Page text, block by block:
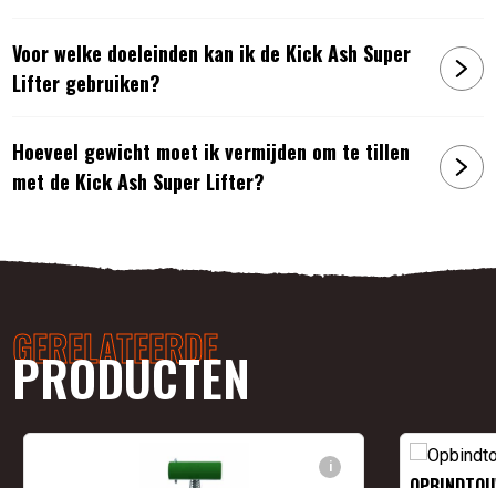
Voor welke doeleinden kan ik de Kick Ash Super
Lifter gebruiken?
Hoeveel gewicht moet ik vermijden om te tillen
met de Kick Ash Super Lifter?
GERELATEERDE
PRODUCTEN
i